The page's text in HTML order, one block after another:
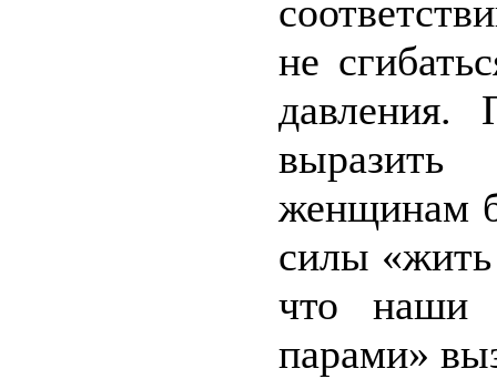
не
давления.
женщинам
силы
что наши
парами»